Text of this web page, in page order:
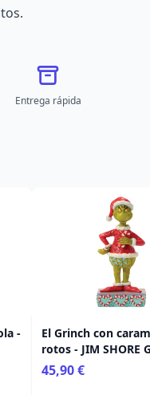
Entrega rápida
-
El Grinch con
rotos - JIM SHORE
45,90 €